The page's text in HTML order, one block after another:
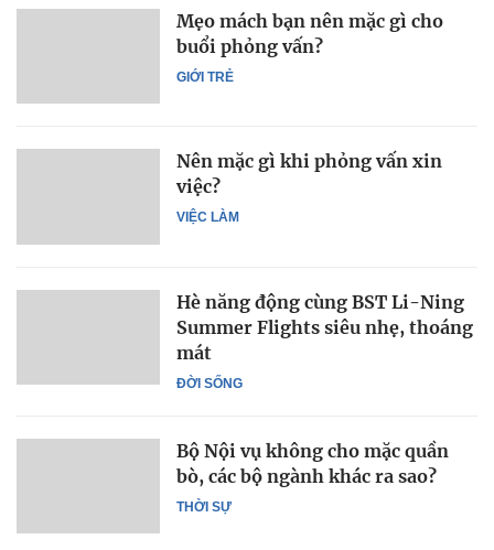
GIỚI TRẺ
Mẹo mách bạn nên mặc gì cho
buổi phỏng vấn?
VIỆC LÀM
Nên mặc gì khi phỏng vấn xin
việc?
ĐỜI SỐNG
Hè năng động cùng BST Li-Ning
Summer Flights siêu nhẹ, thoáng
mát
THỜI SỰ
Bộ Nội vụ không cho mặc quần
bò, các bộ ngành khác ra sao?